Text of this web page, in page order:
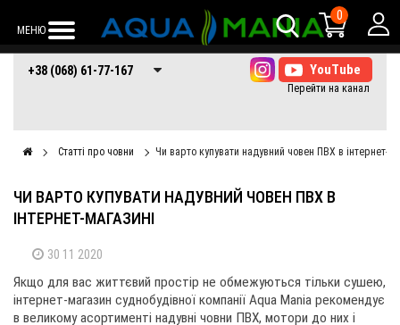
МЕНЮ
0
+38 (068) 61-77-
167
+38 (066) 61-77-+38 (073) 61-77-
167
+38 (068) 61-77-167
Статті про човни Чи варто купувати надувний човен ПВХ в інтернет-
ЧИ ВАРТО КУПУВАТИ НАДУВНИЙ ЧОВЕН ПВХ В
ІНТЕРНЕТ-МАГАЗИНІ
30 11 2020
Якщо для вас життєвий простір не обмежуються тільки сушею,
інтернет-магазин суднобудівної компанії Aqua Mania рекомендує
в великому асортименті надувні човни ПВХ, мотори до них і